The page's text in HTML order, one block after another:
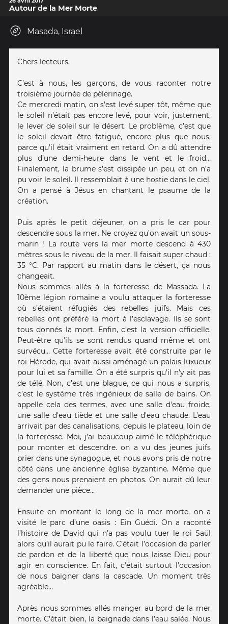
Autour de la Mer Morte
Masada, Israel
Chers lecteurs,
C’est à nous, les garçons, de vous raconter notre
troisième journée de pèlerinage.
Ce mercredi matin, on s’est levé super tôt, même que
le soleil n’était pas encore levé, pour voir, justement,
le lever de soleil sur le désert. Le problème, c’est que
le soleil devait être fatigué, encore plus que nous,
parce qu’il était vraiment en retard. On a dû attendre
plus d’une demi-heure dans le vent et le froid…
Finalement, la brume s’est dissipée un peu, et on n’a
pu voir le soleil. Il ressemblait à une hostie dans le ciel.
On a pensé à Jésus en chantant le psaume de la
création.
Puis après le petit déjeuner, on a pris le car pour
descendre sous la mer. Ne croyez qu’on avait un sous-
marin ! La route vers la mer morte descend à 430
mètres sous le niveau de la mer. Il faisait super chaud :
35 °C. Par rapport au matin dans le désert, ça nous
changeait.
Nous sommes allés à la forteresse de Massada. La
10ème légion romaine a voulu attaquer la forteresse
où s’étaient réfugiés des rebelles juifs. Mais ces
rebelles ont préféré la mort à l’esclavage. Ils se sont
tous donnés la mort. Enfin, c’est la version officielle.
Peut-être qu’ils se sont rendus quand même et ont
survécu… Cette forteresse avait été construite par le
roi Hérode, qui avait aussi aménagé un palais luxueux
pour lui et sa famille. On a été surpris qu’il n’y ait pas
de télé. Non, c’est une blague, ce qui nous a surpris,
c’est le système très ingénieux de salle de bains. On
appelle cela des termes, avec une salle d'eau froide,
une salle d'eau tiède et une salle d'eau chaude. L’eau
arrivait par des canalisations, depuis le plateau, loin de
la forteresse. Moi, j’ai beaucoup aimé le téléphérique
pour monter et descendre. on a vu des jeunes juifs
prier dans une synagogue, et nous avons pris de notre
côté dans une ancienne église byzantine. Même que
des gens nous prenaient en photos. On aurait dû leur
demander une pièce...
Ensuite en montant le long de la mer morte, on a
visité le parc d’une oasis : Ein Guédi. On a raconté
l’histoire de David qui n’a pas voulu tuer le roi Saül
alors qu’il aurait pu le faire. C’était l’occasion de parler
de pardon et de la liberté que nous laisse Dieu pour
agir en conscience. En fait, c’était surtout l’occasion
de nous baigner dans la cascade. Un moment très
agréable…
Après nous sommes allés manger au bord de la mer
morte. C’était bien, la baignade dans l’eau salée. Nous